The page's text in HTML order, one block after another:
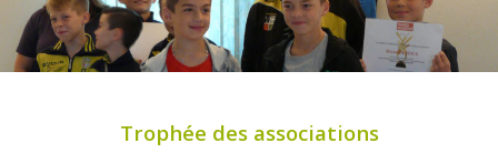
Trophée des associations